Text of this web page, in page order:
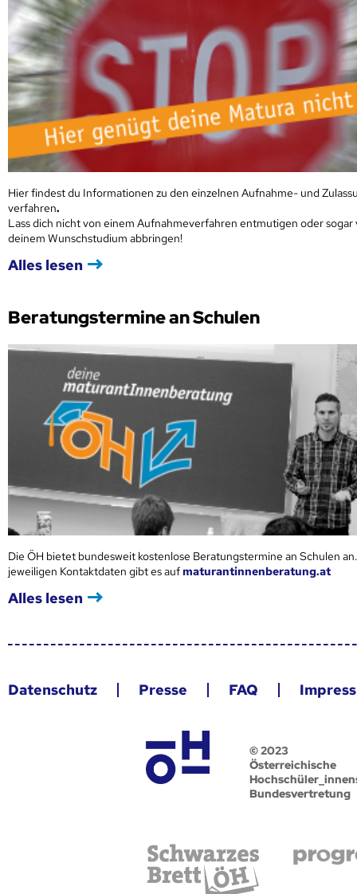
Hier findest du Informationen zu den einzelnen Aufnahme- und
verfahren.
Lass dich nicht von einem Aufnahmeverfahren entmutigen oder sogar
deinem Wunschstudium abbringen!
Alles lesen
Beratungstermine an Schulen
Die ÖH bietet bundesweit kostenlose Beratungstermine an Schulen
jeweiligen Kontaktdaten gibt es aufmaturantinnenberatung.at
Alles lesen
Datenschutz Presse FAQ
© 2023
Österreichische
Bundesvertretung